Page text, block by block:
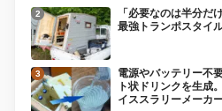
「必要なのは半分だ
最強トランポスタイ
電源やバッテリー不
ト状ドリンクを生成
イススラリーメーカ